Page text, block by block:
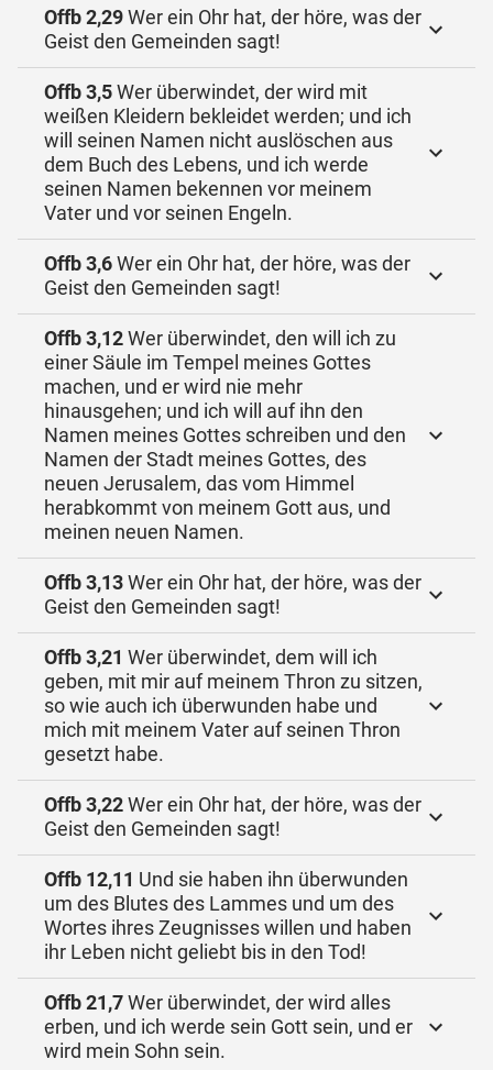
Offb 2,29Wer ein Ohr hat, der höre, was der
Geist den Gemeinden sagt!
Offb 3,5Wer überwindet, der wird mit
weißen Kleidern bekleidet werden; und ich
will seinen Namen nicht auslöschen aus
dem Buch des Lebens, und ich werde
seinen Namen bekennen vor meinem
Vater und vor seinen Engeln.
Offb 3,6Wer ein Ohr hat, der höre, was der
Geist den Gemeinden sagt!
Offb 3,12Wer überwindet, den will ich zu
einer Säule im Tempel meines Gottes
machen, und er wird nie mehr
hinausgehen; und ich will auf ihn den
Namen meines Gottes schreiben und den
Namen der Stadt meines Gottes, des
neuen Jerusalem, das vom Himmel
herabkommt von meinem Gott aus, und
meinen neuen Namen.
Offb 3,13Wer ein Ohr hat, der höre, was der
Geist den Gemeinden sagt!
Offb 3,21 Wer überwindet, dem will ich
geben, mit mir auf meinem Thron zu sitzen,
so wie auch ich überwunden habe und
mich mit meinem Vater auf seinen Thron
gesetzt habe.
Offb 3,22Wer ein Ohr hat, der höre, was der
Geist den Gemeinden sagt!
Offb 12,11 Und sie haben ihn überwunden
um des Blutes des Lammes und um des
Wortes ihres Zeugnisses willen und haben
ihr Leben nicht geliebt bis in den Tod!
Offb 21,7Wer überwindet, der wird alles
erben, und ich werde sein Gott sein, und er
wird mein Sohn sein.